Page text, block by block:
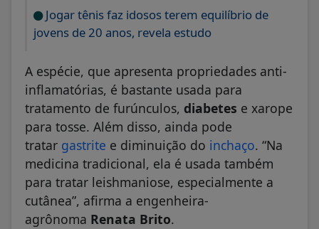
Jogar tênis faz idosos terem equilíbrio de
jovens de 20 anos, revela estudo
A espécie, que apresenta propriedades anti-
inflamatórias, é bastante usada para
tratamento de furúnculos, diabetes e xarope
para tosse. Além disso, ainda pode
tratar gastrite e diminuição do inchaço. “Na
medicina tradicional, ela é usada também
para tratar leishmaniose, especialmente a
cutânea”, afirma a engenheira-
agrônoma Renata Brito.